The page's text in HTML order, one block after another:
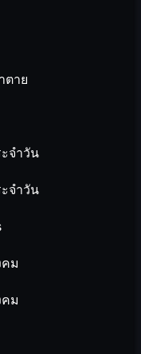
ตาย
จำวัน
จำวัน
คม
คม